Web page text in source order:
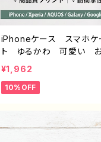
iPhoneケース スマホ
ト ゆるかわ 可愛い お
ス 面白いiPhoneケー
系 ゆるい iPhone5/6/
AQUOS Xperia
的 Android アンドロ
ケース グッズ スマホカ
ース 悪いことを言うパン
¥1,962
10%OFF